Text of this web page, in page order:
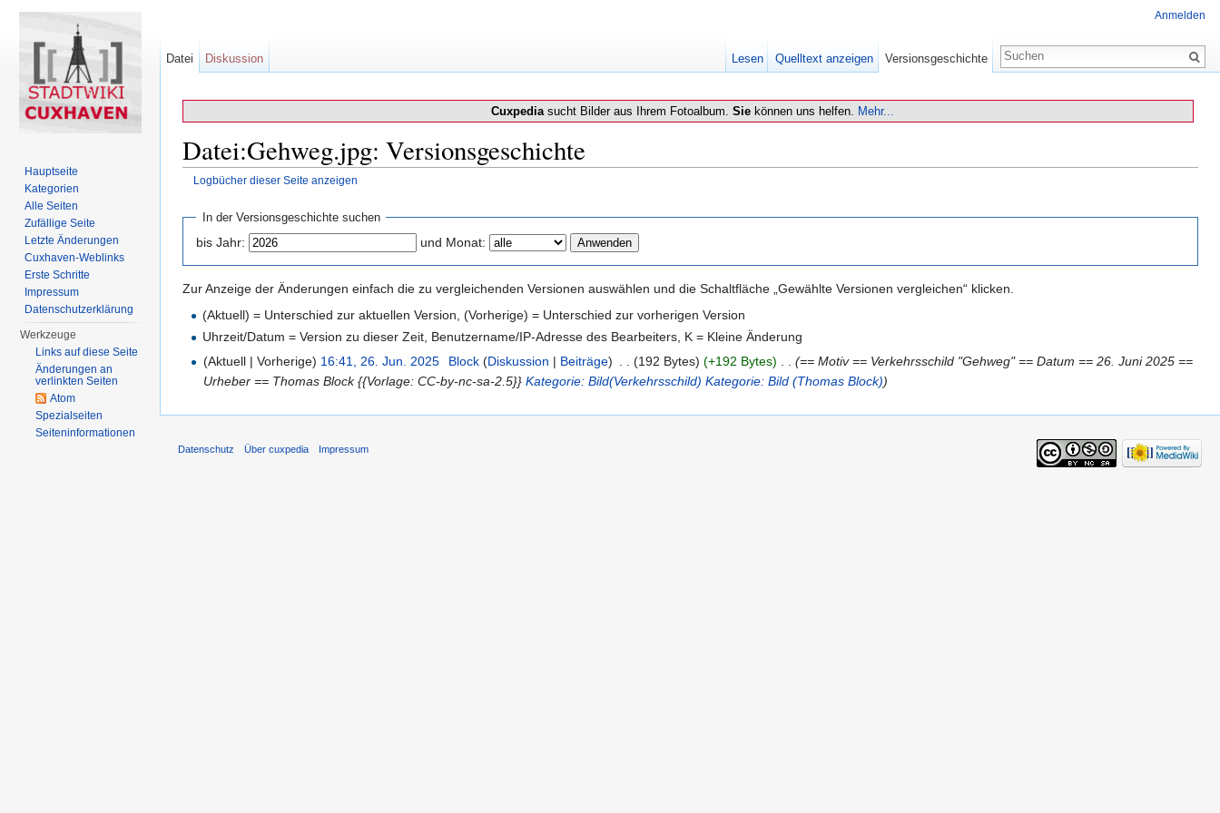
Cuxpediasucht Bilder aus Ihrem Fotoalbum. Sie können uns helfen. Mehr...
Datei:Gehweg.jpg: Versionsgeschichte
Logbücher dieser Seite anzeigen
In der Versionsgeschichte suchen
bis Jahr: und Monat:
Zur Anzeige der Änderungen einfach die zu vergleichenden Versionen auswählen und die Schaltfläche „Gewählte Versionen vergleichen“ klicken.
(Aktuell) = Unterschied zur aktuellen Version, (Vorherige) = Unterschied zur vorherigen Version
Uhrzeit/Datum = Version zu dieser Zeit, Benutzername/IP-Adresse des Bearbeiters, K = Kleine Änderung
(Aktuell | Vorherige) 16:41, 26. Jun. 2025 Block (Diskussion | Beiträge) (192 Bytes) (+192 Bytes)
(== Motiv == Verkehrsschild "Gehweg" == Datum == 26. Juni 2025 ==
Urheber == Thomas Block {{Vorlage: CC-by-nc-sa-2.5}}Kategorie: Bild(Verkehrsschild) Kategorie: Bild (Thomas Block))
Anmelden
Datei Diskussion Lesen Quelltext anzeigen Versionsgeschichte
Hauptseite
Kategorien
Alle Seiten
Zufällige Seite
Letzte Änderungen
Cuxhaven-Weblinks
Erste Schritte
Impressum
Datenschutzerklärung
Werkzeuge
Links auf diese Seite
Änderungen an
verlinkten Seiten
Atom
Spezialseiten
Seiten­informationen
Datenschutz Über cuxpedia Impressum